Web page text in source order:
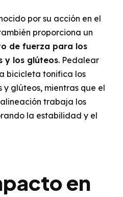
por su acción en el
proporciona un
de fuerza para los
y los glúteos. Pedalear
bicicleta tonifica los
glúteos, mientras que el
trabaja los
la estabilidad y el
en